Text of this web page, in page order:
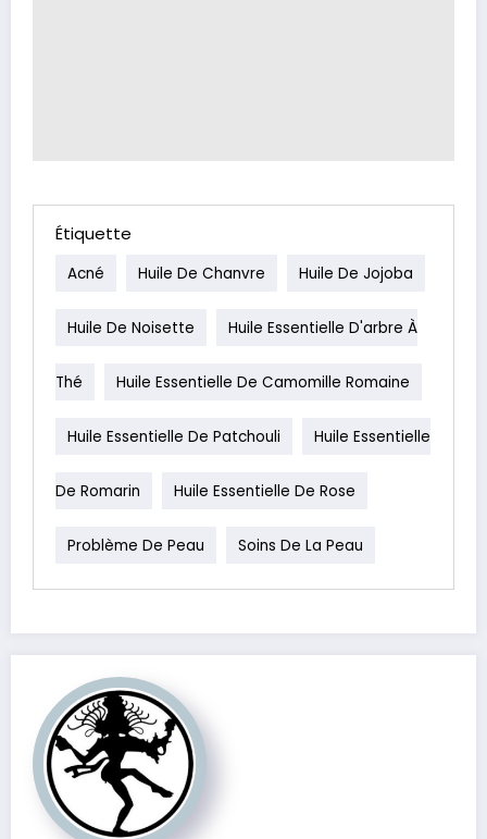
Étiquette
Acné Huile De Chanvre Huile De Jojoba
Huile De Noisette Huile Essentielle D'arbre À
Thé Huile Essentielle De Camomille Romaine
Huile Essentielle De Patchouli Huile Essentielle
De Romarin Huile Essentielle De Rose
Problème De Peau Soins De La Peau